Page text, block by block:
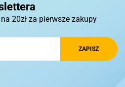
Design
20zł za pierwsze zakupy